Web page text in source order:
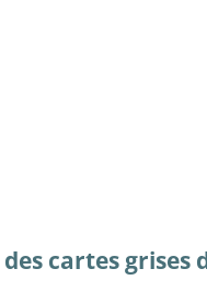
cartes